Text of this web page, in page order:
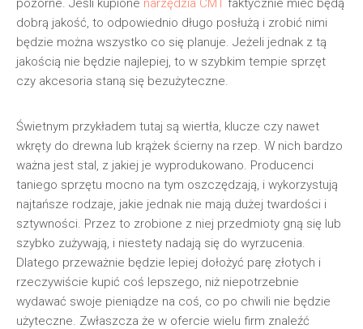
pozorne. Jeśli kupione narzędzia CMT faktycznie mieć będą
dobrą jakość, to odpowiednio długo posłużą i zrobić nimi
będzie można wszystko co się planuje. Jeżeli jednak z tą
jakością nie będzie najlepiej, to w szybkim tempie sprzęt
czy akcesoria staną się bezużyteczne.
Świetnym przykładem tutaj są wiertła, klucze czy nawet
wkręty do drewna lub krążek ścierny na rzep. W nich bardzo
ważna jest stal, z jakiej je wyprodukowano. Producenci
taniego sprzętu mocno na tym oszczędzają, i wykorzystują
najtańsze rodzaje, jakie jednak nie mają dużej twardości i
sztywności. Przez to zrobione z niej przedmioty gną się lub
szybko zużywają, i niestety nadają się do wyrzucenia.
Dlatego przeważnie będzie lepiej dołożyć parę złotych i
rzeczywiście kupić coś lepszego, niż niepotrzebnie
wydawać swoje pieniądze na coś, co po chwili nie będzie
użyteczne. Zwłaszcza że w ofercie wielu firm znaleźć